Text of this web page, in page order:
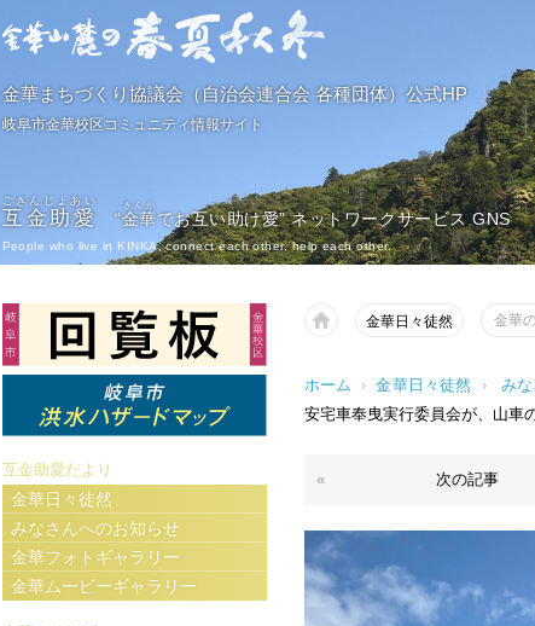
金華まちづくり協議会（自治会連合会 各種団体）公式HP
岐阜市金華校区コミュニティ情報サイト
互金助愛
ごきんじょあい
“金華
きんか
でお互い助け愛” ネットワークサービス GNS
People who live in KINKA, connect each other, help each other.
金華日々徒然
ホーム › 金華日々徒然 › み
安宅車奉曳実行委員会が、山車
次の記事
«
互金助愛だより
金華日々徒然
みなさんへのお知らせ
金華フォトギャラリー
金華ムービーギャラリー